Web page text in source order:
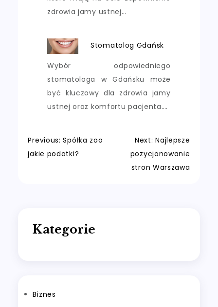
zdrowia jamy ustnej…
Stomatolog Gdańsk
Wybór odpowiedniego
stomatologa w Gdańsku może
być kluczowy dla zdrowia jamy
ustnej oraz komfortu pacjenta.…
Nawigacja
Previous: Spółka zoo
jakie podatki?
Next: Najlepsze
pozycjonowanie
stron Warszawa
Kategorie
Biznes